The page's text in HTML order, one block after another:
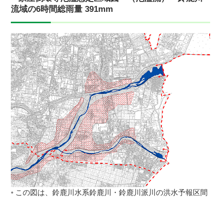
流域の6時間総雨量 391mm
この図は、鈴鹿川水系鈴鹿川・鈴鹿川派川の洪水予報区間